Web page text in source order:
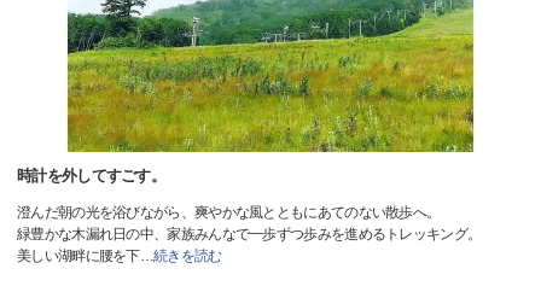
時計を外してすごす。
澄んだ朝の光を浴びながら、爽やかな風とともにあてのない散歩へ。
緑豊かな木漏れ日の中、家族みんなで一歩ずつ歩みを進めるトレッキング。
美しい湖畔に腰を下…続きを読む